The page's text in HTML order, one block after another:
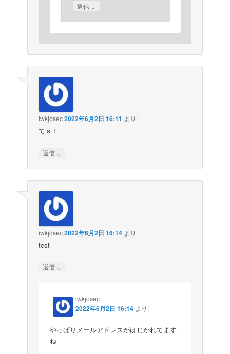
返信 ↓
iwkjosec2022年6月2日 16:11 より:
てｓｔ
返信 ↓
iwkjosec2022年6月2日 16:14 より:
test
返信 ↓
iwkjosec
2022年6月2日 16:14 より:
やっぱりメールアドレスがはじかれてます
ね